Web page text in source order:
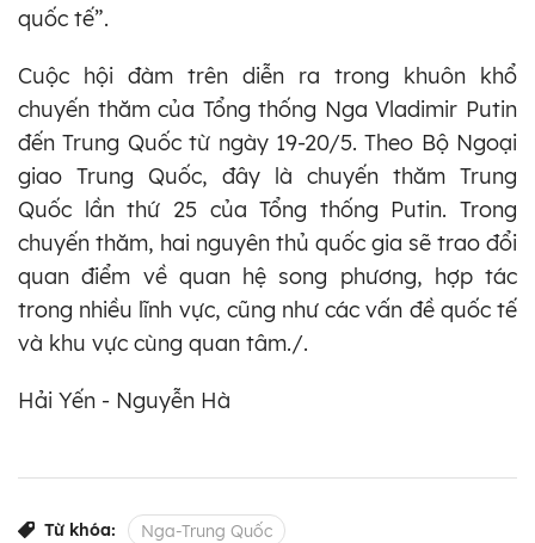
quốc tế”.
Cuộc hội đàm trên diễn ra trong khuôn khổ
chuyến thăm của Tổng thống Nga Vladimir Putin
đến Trung Quốc từ ngày 19-20/5. Theo Bộ Ngoại
giao Trung Quốc, đây là chuyến thăm Trung
Quốc lần thứ 25 của Tổng thống Putin. Trong
chuyến thăm, hai nguyên thủ quốc gia sẽ trao đổi
quan điểm về quan hệ song phương, hợp tác
trong nhiều lĩnh vực, cũng như các vấn đề quốc tế
và khu vực cùng quan tâm./.
Hải Yến - Nguyễn Hà
Từ khóa: Nga-Trung Quốc